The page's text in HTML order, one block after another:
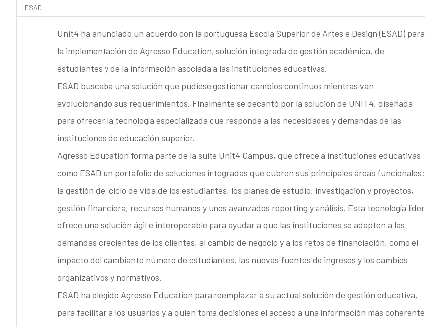
ESAD
Unit4 ha anunciado un acuerdo con la portuguesa Escola Superior de Artes e Design (ESAD) para
la implementación de Agresso Education, solución integrada de gestión académica, de
estudiantes y de la información asociada a las instituciones educativas.
ESAD buscaba una solución que pudiese gestionar cambios continuos mientras van
evolucionando sus requerimientos. Finalmente se decantó por la solución de UNIT4, diseñada
para ofrecer la tecnología especializada que responde a las necesidades y demandas de las
instituciones de educación superior.
Agresso Education forma parte de la suite Unit4 Campus, que ofrece a instituciones educativas
como ESAD un portafolio de soluciones integradas que cubren sus principales áreas funcionales:
la gestión del ciclo de vida de los estudiantes, los planes de estudio, investigación y proyectos,
gestión financiera, recursos humanos y unos avanzados reporting y análisis. Esta tecnología líder
ofrece una solución ágil e interoperable para ayudar a que las instituciones se adapten a las
demandas crecientes de los clientes, al cambio de negocio y a los retos de financiación, como el
impacto del cambiante número de estudiantes, las nuevas fuentes de ingresos y los cambios
organizativos y normativos.
ESAD ha elegido Agresso Education para reemplazar a su actual solución de gestión educativa,
para facilitar a los usuarios y a quien toma decisiones el acceso a una información más coherente